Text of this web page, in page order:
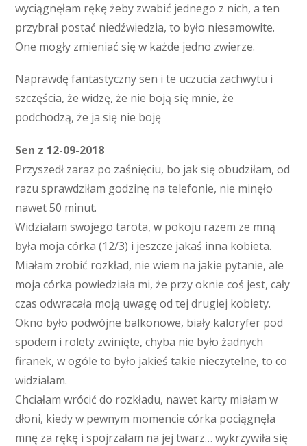
wyciągnęłam rękę żeby zwabić jednego z nich, a ten
przybrał postać niedźwiedzia, to było niesamowite.
One mogły zmieniać się w każde jedno zwierze.
Naprawdę fantastyczny sen i te uczucia zachwytu i
szczęścia, że widzę, że nie boją się mnie, że
podchodzą, że ja się nie boję
Sen z 12-09-2018
Przyszedł zaraz po zaśnięciu, bo jak się obudziłam, od
razu sprawdziłam godzinę na telefonie, nie minęło
nawet 50 minut.
Widziałam swojego tarota, w pokoju razem ze mną
była moja córka (12/3) i jeszcze jakaś inna kobieta.
Miałam zrobić rozkład, nie wiem na jakie pytanie, ale
moja córka powiedziała mi, że przy oknie coś jest, cały
czas odwracała moją uwagę od tej drugiej kobiety.
Okno było podwójne balkonowe, biały kaloryfer pod
spodem i rolety zwinięte, chyba nie było żadnych
firanek, w ogóle to było jakieś takie nieczytelne, to co
widziałam.
Chciałam wrócić do rozkładu, nawet karty miałam w
dłoni, kiedy w pewnym momencie córka pociągnęła
mnę za rękę i spojrzałam na jej twarz… wykrzywiła się